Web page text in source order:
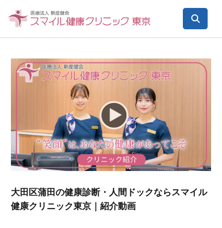
Player
大田区蒲田の健康診断・人間ドックならスマイル
健康クリニック東京｜紹介動画